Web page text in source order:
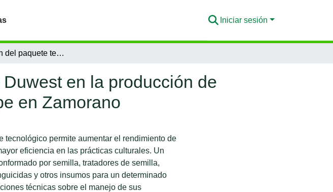
Iniciar sesión
Validación del paquete tecnológico de Duwest en la producción de semilla de maíz (Zea mays L.) Guayape en Zamorano
en la producción de
en Zamorano
tecnológico permite aumentar el rendimiento de
eficiencia en las prácticas culturales. Un
por semilla, tratadores de semilla,
y otros insumos para un determinado
técnicas sobre el manejo de sus